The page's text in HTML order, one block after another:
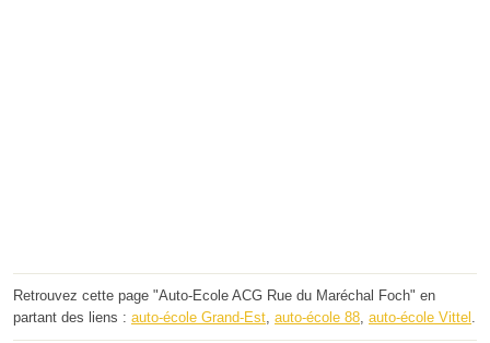
Retrouvez cette page "Auto-Ecole ACG Rue du Maréchal Foch" en
partant des liens : auto-école Grand-Est, auto-école 88, auto-école Vittel .